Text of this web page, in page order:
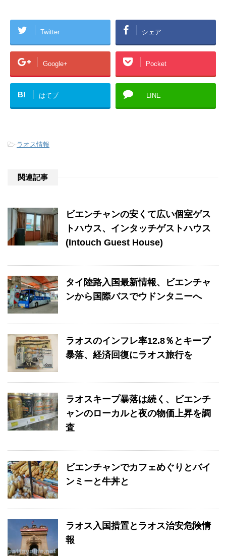
Twitter シェア
Google+ Pocket
B! はてブ LINE
-ラオス情報
関連記事
ビエンチャンの安くて広い個室ゲス
トハウス、インタッチゲストハウス
(Intouch Guest House)
タイ陸路入国最新情報、ビエンチャ
ンから国際バスでウドンタニーへ
ラオスのインフレ率12.8％とキープ
暴落、経済回復にラオス旅行を
ラオスキープ暴落は続く、ビエンチ
ャンのローカルと夜の物価上昇を調
査
ビエンチャンでカフェめぐりとバイ
ンミーと牛丼と
ラオス入国措置とラオス治安危険情
報